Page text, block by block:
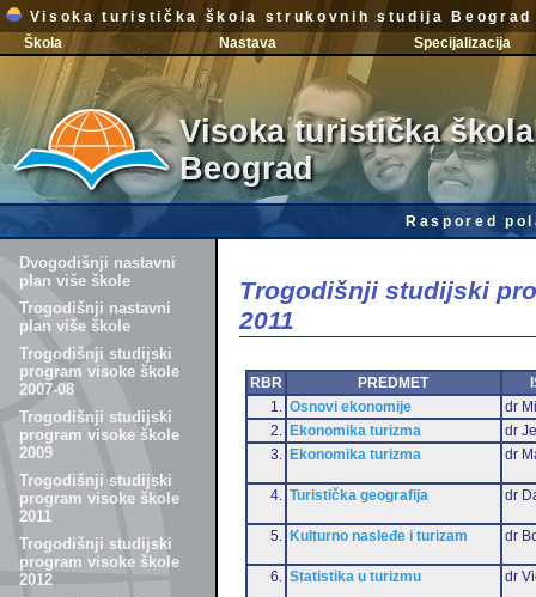
Visoka turistička škola strukovnih studija Beograd
Škola
Nastava Specijalizacija
Visoka turistička
Beograd
Raspored
Dvogodišnji nastavni
plan više škole
Trogodišnji nastavni
plan više škole
Trogodišnji studijski
program visoke škole
2007-08
Trogodišnji studijski
program visoke škole
2009
Trogodišnji studijski
program visoke škole
2011
Trogodišnji studijski
program visoke škole
2012
Trogodišnji studijski
2011
RBR PREDMET
1.
Osnovi ekonomije
dr
2.
Ekonomika turizma
dr
3.
Ekonomika turizma dr
4. Turistička geografija dr
5. Kulturno nasleđe i turizam dr
6. Statistika u turizmu dr